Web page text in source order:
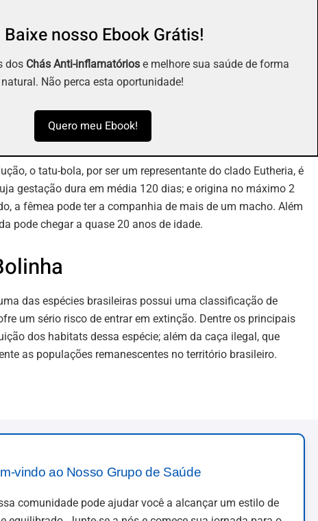
Baixe nosso Ebook Grátis!
dos Chás Anti-inflamatórios e melhore sua saúde de forma
natural. Não perca esta oportunidade!
Quero meu Ebook!
o tatu-bola, por ser um representante do clado Eutheria, é
gestação dura em média 120 dias; e origina no máximo 2
a fêmea pode ter a companhia de mais de um macho. Além
pode chegar a quase 20 anos de idade.
das espécies brasileiras possui uma classificação de
um sério risco de entrar em extinção. Dentre os principais
dos habitats dessa espécie; além da caça ilegal, que
as populações remanescentes no território brasileiro.
vindo ao Nosso Grupo de Saúde
comunidade pode ajudar você a alcançar um estilo de